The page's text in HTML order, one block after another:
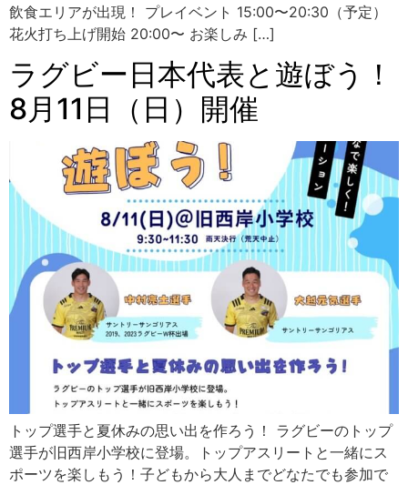
飲食エリアが出現！ プレイベント 15:00〜20:30（予定）
花火打ち上げ開始 20:00〜 お楽しみ […]
ラグビー日本代表と遊ぼう！
8月11日（日）開催
トップ選手と夏休みの思い出を作ろう！ ラグビーのトップ
選手が旧西岸小学校に登場。トップアスリートと一緒にス
ポーツを楽しもう！子どもから大人までどなたでも参加で